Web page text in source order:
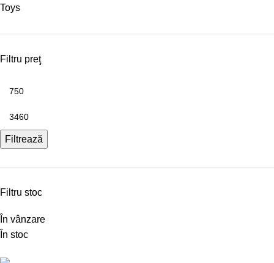
Toys
Filtru preţ
Filtrează
Filtru stoc
În vânzare
În stoc